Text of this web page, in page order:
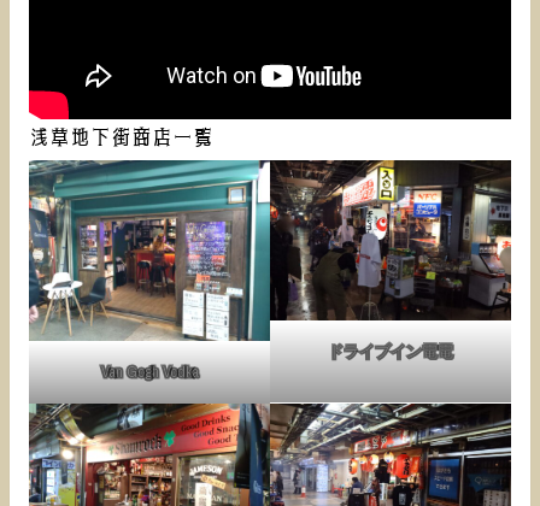
浅草地下街商店一覧
Van Gogh Vodka
ドライブイン電電